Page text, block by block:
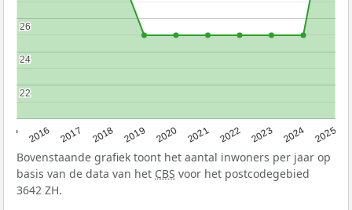
2016 2017 2018 2019 2020 2021 2022 2023 2024 2025
22
22
24
24
26
26
Bovenstaande grafiek toont het aantal inwoners per jaar op
basis van de data van het CBS voor het postcodegebied
3642 ZH.